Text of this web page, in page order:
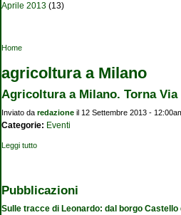
Aprile 2013 (13)
Tu sei qui
Home
agricoltura a Milano
Agricoltura a Milano. Torna Via
Inviato da redazione il 12 Settembre 2013 -
Categorie: Eventi
Leggi tutto
Pubblicazioni
Sulle tracce di Leonardo: dal borgo